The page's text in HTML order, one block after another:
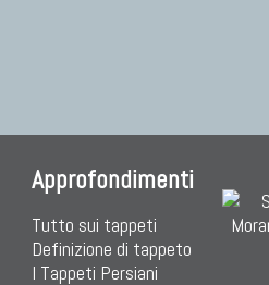
Approfondimenti
Tutto sui tappeti
Definizione di tappeto
I Tappeti Persiani